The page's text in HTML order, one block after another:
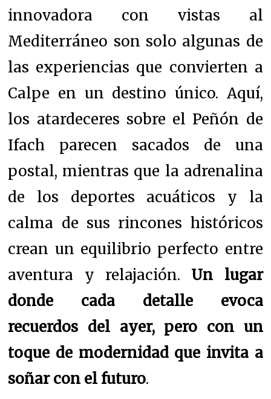
innovadora con vistas al
Mediterráneo son solo algunas de
las experiencias que convierten a
Calpe en un destino único. Aquí,
los atardeceres sobre el Peñón de
Ifach parecen sacados de una
postal, mientras que la adrenalina
de los deportes acuáticos y la
calma de sus rincones históricos
crean un equilibrio perfecto entre
aventura y relajación. Un lugar
donde cada detalle evoca
recuerdos del ayer, pero con un
toque de modernidad que invita a
soñar con el futuro.